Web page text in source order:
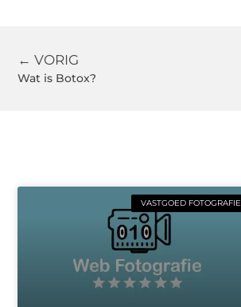
← VORIG
Wat is Botox?
VASTGOED FOTOGRAFIE